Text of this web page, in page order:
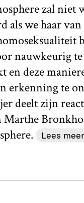
zal niet
als we haar
nauwkeurig
en deze
erkenning te
deelt zijn
Marthe
Lees meer